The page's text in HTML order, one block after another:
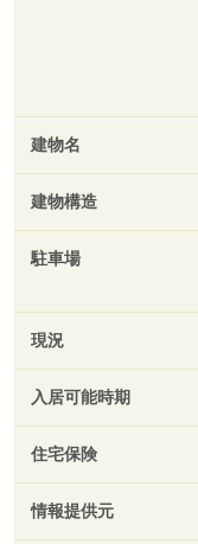
建物名
建物構造
駐車場
現況
入居可能時期
住宅保険
情報提供元